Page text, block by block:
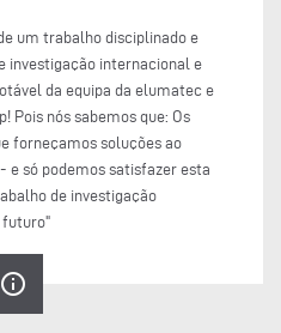
um trabalho disciplinado e
investigação internacional e
da equipa da elumatec e
Pois nós sabemos que: Os
forneçamos soluções ao
e só podemos satisfazer esta
de investigação
futuro"
info_outline